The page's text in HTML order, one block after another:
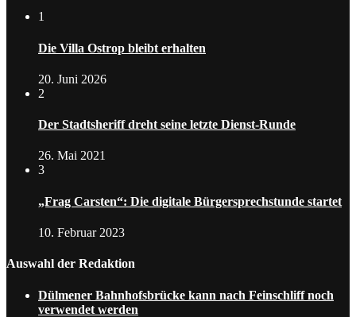
1
Die Villa Ostrop bleibt erhalten
20. Juni 2026
2
Der Stadtsheriff dreht seine letzte Dienst-Runde
26. Mai 2021
3
„Frag Carsten“: Die digitale Bürgersprechstunde startet
10. Februar 2023
Auswahl der Redaktion
Dülmener Bahnhofsbrücke kann nach Feinschliff noch
verwendet werden